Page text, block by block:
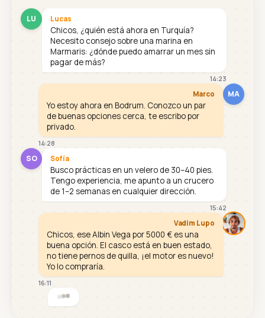
LU Lucas
Chicos, ¿quién está ahora en Turquía?
Necesito consejo sobre una marina en
Marmaris: ¿dónde puedo amarrar un mes sin
pagar de más?
14:23
MA
Marco
Yo estoy ahora en Bodrum. Conozco un par
de buenas opciones cerca, te escribo por
privado.
14:28
SO Sofía
Busco prácticas en un velero de 30–40 pies.
Tengo experiencia, me apunto a un crucero
de 1–2 semanas en cualquier dirección.
15:42
Vadim Lupo
Chicos, ese Albin Vega por 5000 € es una
buena opción. El casco está en buen estado,
no tiene pernos de quilla, ¡el motor es nuevo!
Yo lo compraría.
16:11